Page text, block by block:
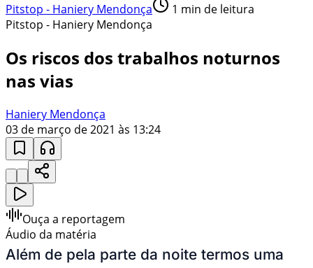
Pitstop - Haniery Mendonça 1 min de leitura
Pitstop - Haniery Mendonça
Os riscos dos trabalhos noturnos
nas vias
Haniery Mendonça
03 de março de 2021 às 13:24
Ouça a reportagem
Áudio da matéria
Além de pela parte da noite termos uma